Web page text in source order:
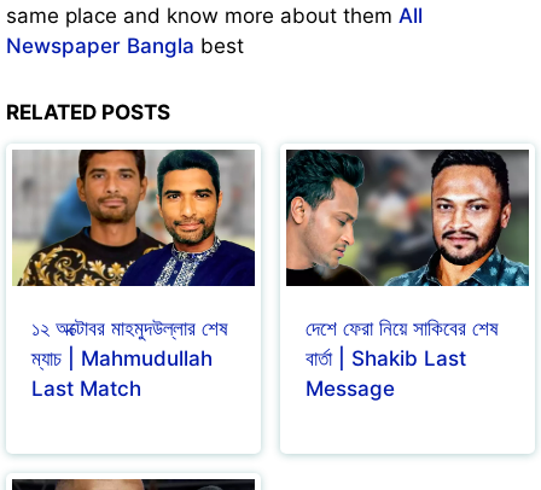
same place and know more about them All
Newspaper Bangla best
RELATED POSTS
১২ অক্টোবর মাহমুদউল্লার শেষ
ম্যাচ | Mahmudullah
Last Match
দেশে ফেরা নিয়ে সাকিবের শেষ
বার্তা | Shakib Last
Message